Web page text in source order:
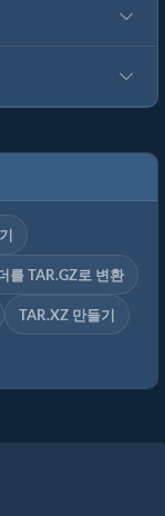
를 TAR.GZ로 변환
TAR.XZ 만들기